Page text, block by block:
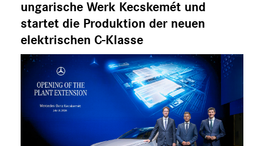
ANSPRECHPARTNER
ungarische Werk Kecskemét und
startet die Produktion der neuen
elektrischen C-Klasse